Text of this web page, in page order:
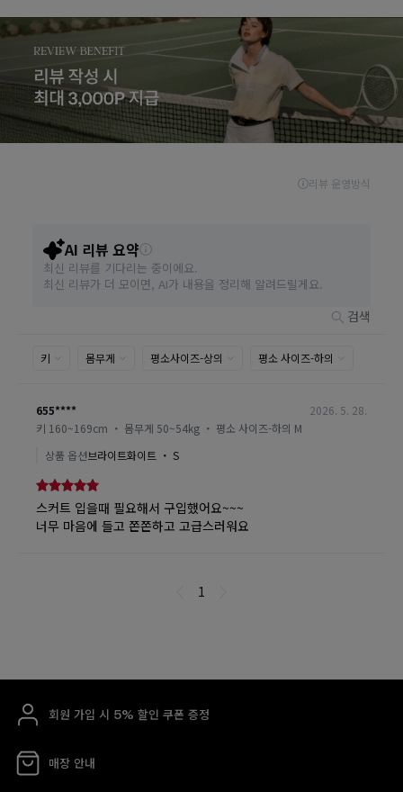
회원 가입 시 5% 할인 쿠폰 증정
매장 안내